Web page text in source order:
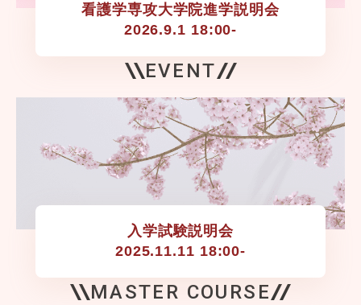
看護学専攻大学院進学説明会
2026.9.1 18:00-
EVENT
入学試験説明会
2025.11.11 18:00-
MASTER COURSE